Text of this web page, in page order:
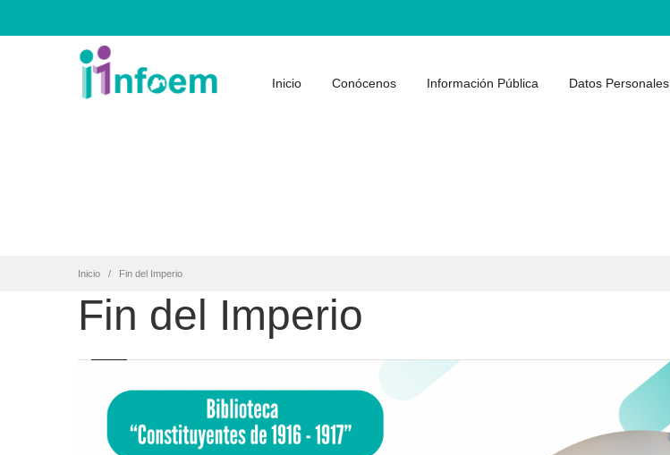
Inicio Conócenos Información Pública Datos Personales
Inicio Fin del Imperio
Fin del Imperio